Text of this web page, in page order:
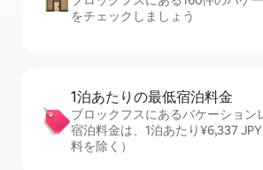
をチェックしましょう
1泊あたりの最⁠低⁠宿⁠泊⁠料⁠金
ブロックフスにあるバケーション
宿泊料金は、1泊あたり¥6,337
料を除く）